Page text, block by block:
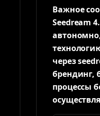
Важное
Seedream
через
брендинг,
процессы